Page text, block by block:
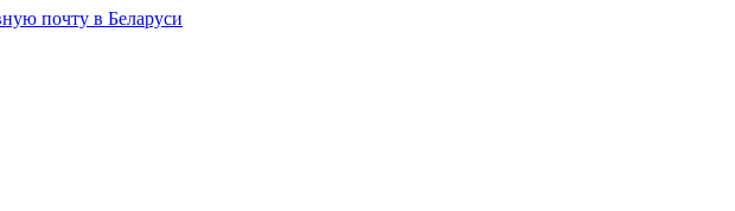
почту в Беларуси